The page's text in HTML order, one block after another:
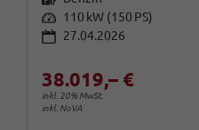
Leistung 110 kW (150 PS)
27.04.2026
38.019,– €
inkl. 20% MwSt.
inkl. NoVA